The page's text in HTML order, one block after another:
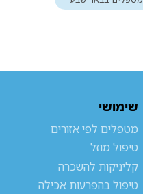
שימושי
מטפלים לפי אזורים
טיפול מוזל
קליניקות להשכרה
טיפול בהפרעות אכילה